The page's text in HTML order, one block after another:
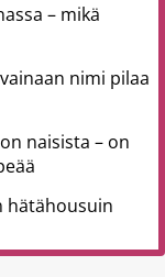
– mikä
nimi pilaa
naisista – on
hätähousuin